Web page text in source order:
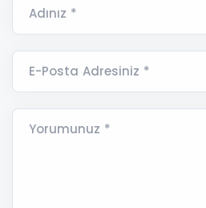
Adınız *
E-Posta Adresiniz *
Yorumunuz *